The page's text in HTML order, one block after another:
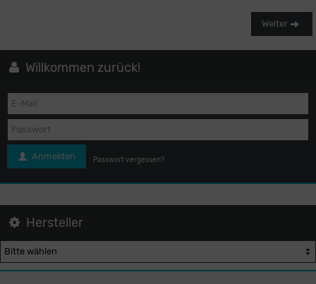
Weiter
Willkommen zurück!
Anmelden Passwort vergessen?
Hersteller